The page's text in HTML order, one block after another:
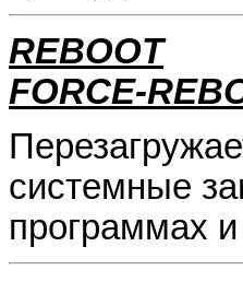
REBOOT
FORCE-
системные
программах